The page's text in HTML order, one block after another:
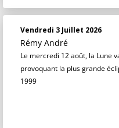
Vendredi 3 Juillet 2026
Rémy André
Le mercredi 12 août, la Lune
provoquant la plus grande
1999